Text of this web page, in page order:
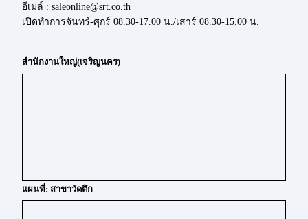
อีเมล์ : saleonline@srt.co.th
เปิดทำการจันทร์-ศุกร์ 08.30-17.00 น./เสาร์ 08.30-15.00 น.
สำนักงานใหญ่(เจริญนคร)
แผนที่: สาขาวัดตึก